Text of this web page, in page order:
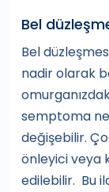
Bel
Bel
nadir olarak
semptoma
değişebilir.
önleyici veya
edilebilir. Bu